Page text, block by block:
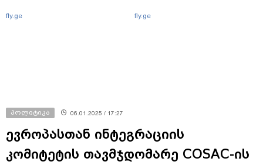
fly.ge fly.ge
პოლიტიკა 06.01.2025 / 17:27
ევროპასთან ინტეგრაციის
კომიტეტის თავმჯდომარე COSAC-ის